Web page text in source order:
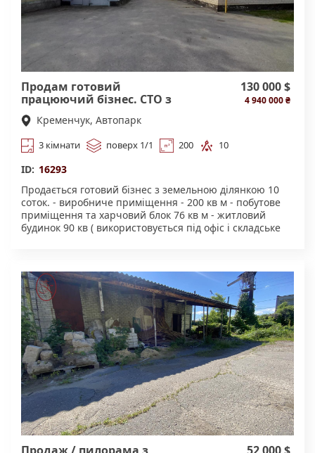
Продам готовий
працюючий бізнес. СТО з
обладнанням.
130 000 $
4 940 000 ₴
Кременчук, Автопарк
3 кімнати поверх 1/1 200 10
ID: 16293
Продається готовий бізнес з земельною ділянкою 10
соток. - виробниче приміщення - 200 кв м - побутове
приміщення та харчовий блок 76 кв м - житловий
будинок 90 кв ( використовується під офіс і складське
детелей автотранспортної техніки. Станки по ремонту
дизильних систем вантажної техніки Токарні та
фрезерувальні станки Аргонова сварка.
Автоматичний підйомник автотехніки. Зручне
розташування забезпечує стабільну роботу Земельна
ділянка приватизована двома актами на землю - для
обслуговування житлового будинку і господарських
приміщень - для обслуговування виробництва
Комунікації - електропідключення до власної
підстанції потужністю 30 кВт - вода центральна та
власна скважина - септик - опалення 2 газових котла
та 2 твердопаливних, булер'ян, буржуйка - гаряча
вода - бойлер та газова колонка Запрошуємо на
перегляд! Деталі за телефоном. Пропозиція від АН.